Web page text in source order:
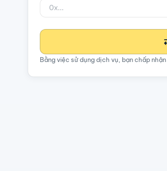
Bằng việc sử dụng dịch vụ, bạn chấp nhận